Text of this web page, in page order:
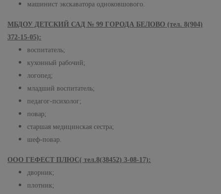
машинист экскаватора одноковшового.
МБДОУ ДЕТСКИЙ САД № 99 ГОРОДА БЕЛОВО (тел. 8(904)
372-15-05):
воспитатель;
кухонный рабочий;
логопед;
младший воспитатель;
педагог-психолог;
повар;
старшая медицинская сестра;
шеф-повар.
ООО ГЕФЕСТ ПЛЮС( тел.8(38452) 3-08-17):
дворник;
плотник;